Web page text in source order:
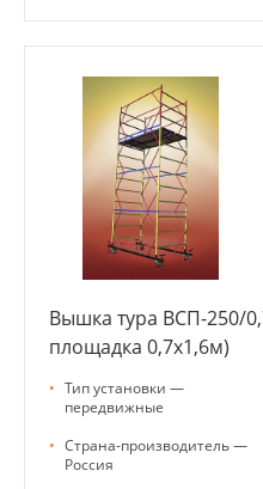
Вышка тура ВСП-250/
площадка 0,7х1,6м)
• Тип установки —
передвижные
• Страна-производитель —
Россия